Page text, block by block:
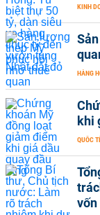
KINH
HÀNG
khi
QUỐC
vốn